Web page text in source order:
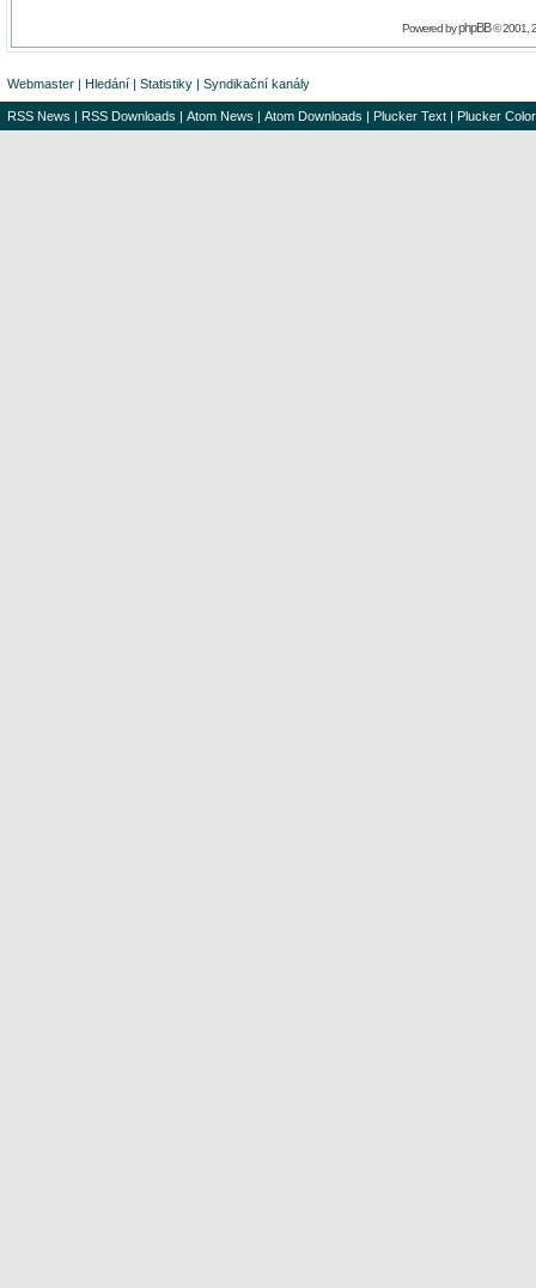
Powered byphpBB© 2001,
Webmaster | Hledání | Statistiky | Syndikační kanály
RSS News | RSS Downloads | Atom News | Atom Downloads | Plucker Text | Plucker Color